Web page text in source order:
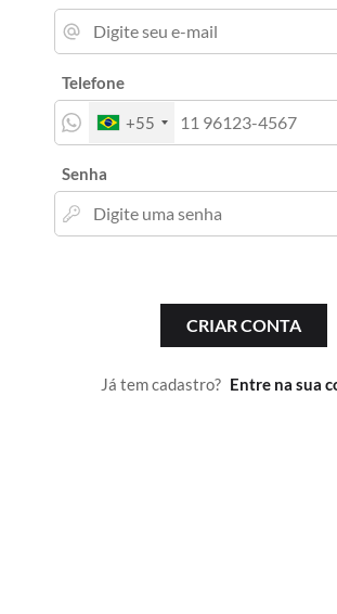
Telefone
+55
Senha
CRIAR CONTA
Já tem cadastro? Entre na sua